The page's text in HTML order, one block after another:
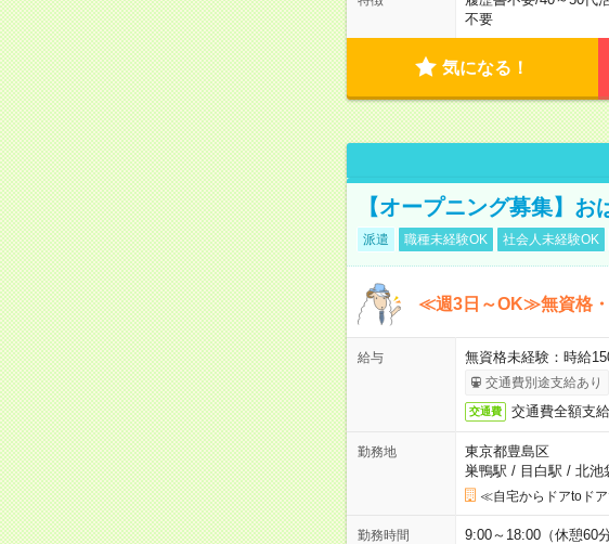
不要
気になる！
【オープニング募集】
派遣 職種未経験OK 社会人未経験OK
≪週3日～OK≫無資格・
給与 無資格未経験：時給
交通費別途支給あり
交通費 交通費全額支給
勤務地
東京都豊島区
巣鴨駅 / 目白駅 / 北池
≪自宅からドアtoド
勤務時間
9:00～18:00（休憩60